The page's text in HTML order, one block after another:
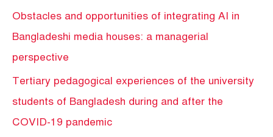
Obstacles and opportunities of integrating AI in
Bangladeshi media houses: a managerial
perspective
Tertiary pedagogical experiences of the university
students of Bangladesh during and after the
COVID-19 pandemic